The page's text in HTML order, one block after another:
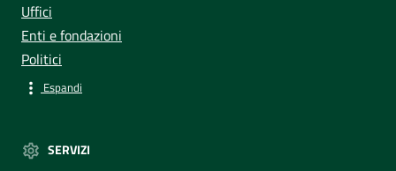
Uffici
Enti e fondazioni
Politici
Espandi
SERVIZI